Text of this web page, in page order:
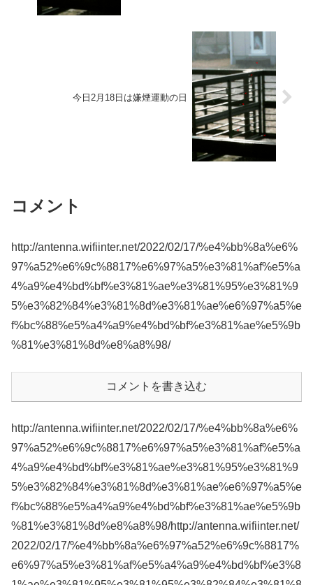
今日2月18日は嫌煙運動の日
コメント
http://antenna.wifiinter.net/2022/02/17/%e4%bb%8a%e6%
97%a52%e6%9c%8817%e6%97%a5%e3%81%af%e5%a
4%a9%e4%bd%bf%e3%81%ae%e3%81%95%e3%81%9
5%e3%82%84%e3%81%8d%e3%81%ae%e6%97%a5%e
f%bc%88%e5%a4%a9%e4%bd%bf%e3%81%ae%e5%9b
%81%e3%81%8d%e8%a8%98/
コメントを書き込む
http://antenna.wifiinter.net/2022/02/17/%e4%bb%8a%e6%
97%a52%e6%9c%8817%e6%97%a5%e3%81%af%e5%a
4%a9%e4%bd%bf%e3%81%ae%e3%81%95%e3%81%9
5%e3%82%84%e3%81%8d%e3%81%ae%e6%97%a5%e
f%bc%88%e5%a4%a9%e4%bd%bf%e3%81%ae%e5%9b
%81%e3%81%8d%e8%a8%98/http://antenna.wifiinter.net/
2022/02/17/%e4%bb%8a%e6%97%a52%e6%9c%8817%
e6%97%a5%e3%81%af%e5%a4%a9%e4%bd%bf%e3%8